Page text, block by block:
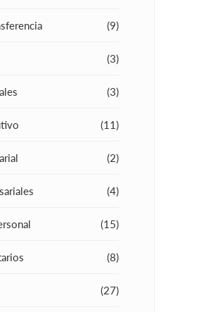
(9)
(3)
(3)
(11)
(2)
(4)
(15)
(8)
(27)